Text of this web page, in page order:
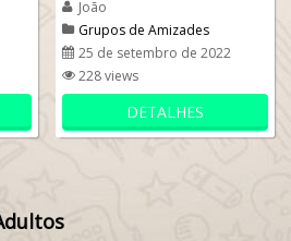
nosso...
João
Grupos de Amizades
25 de setembro de 2022
228 views
DETALHES